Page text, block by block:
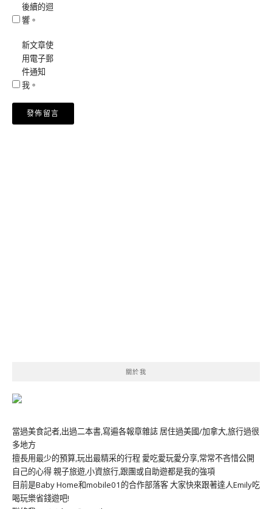
後續的迴
響。
新文章使
用電子郵
件通知
我。
關於我
當過美食記者,出過二本書,寫遍各報章雜誌 居住過美國/加拿大,旅行過很
多地方
擅長用最少的預算,玩出最精采的行程 愛吃愛玩愛分享,常常不吝惜公開
自己的心得 親子旅遊,小資旅行,跟團或自助遊都是我的強項
目前是Baby Home和mobile01的合作部落客 大家快來跟著達人Emily吃
喝玩樂省錢遊吧!